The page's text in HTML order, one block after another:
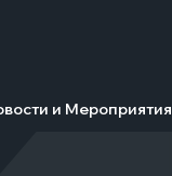
и Мероприятия